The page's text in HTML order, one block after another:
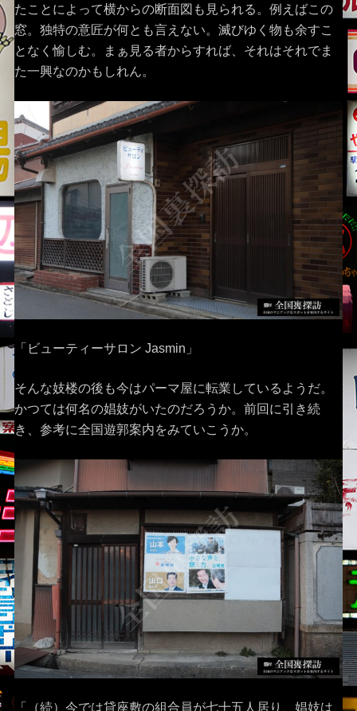
たことによって横からの断面図も見られる。例えばこの
窓。独特の意匠が何とも言えない。滅びゆく物も余すこ
となく愉しむ。まぁ見る者からすれば、それはそれでま
た一興なのかもしれん。
「ビューティーサロン Jasmin」
そんな妓楼の後も今はパーマ屋に転業しているようだ。
かつては何名の娼妓がいたのだろうか。前回に引き続
き、参考に全国遊郭案内をみていこうか。
「（続）今では貸座敷の組合員が七十五人居り、娼妓は